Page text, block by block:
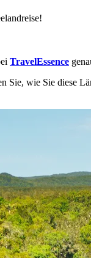
TravelEssence
Sie, wie Sie diese